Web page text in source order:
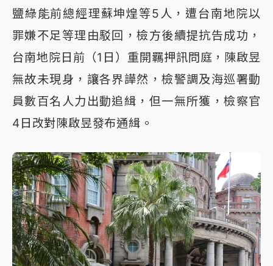
鹽綠能前總經理蘇坤煌等5人，遭台南地院以
罪嫌不足等理由駁回，檢方後續提抗告成功，
台南地院日前（1日）重開羈押訊問庭，陳啟昱
無故未現身，讓各界譁然，檢警調及海巡署動
員數百名人力出動追緝，但一無所獲，檢察官
4日改對陳啟昱發布通緝。